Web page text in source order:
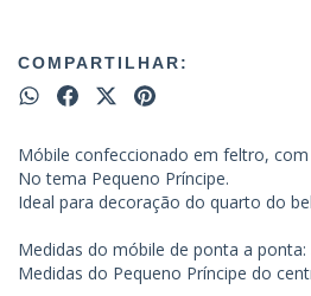
COMPARTILHAR:
Móbile confeccionado em feltro,
No tema Pequeno Príncipe.
Ideal para decoração do quarto do
Medidas do móbile de ponta a ponta:
Medidas do Pequeno Príncipe do